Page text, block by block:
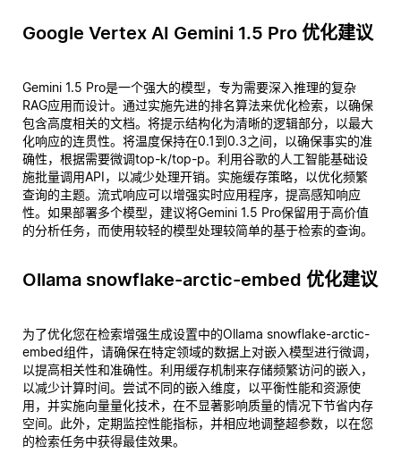
Google Vertex AI Gemini 1.5 Pro 优化建议
Gemini 1.5 Pro是一个强大的模型，专为需要深入推理的复杂
RAG应用而设计。通过实施先进的排名算法来优化检索，以确保
包含高度相关的文档。将提示结构化为清晰的逻辑部分，以最大
化响应的连贯性。将温度保持在0.1到0.3之间，以确保事实的准
确性，根据需要微调top-k/top-p。利用谷歌的人工智能基础设
施批量调用API，以减少处理开销。实施缓存策略，以优化频繁
查询的主题。流式响应可以增强实时应用程序，提高感知响应
性。如果部署多个模型，建议将Gemini 1.5 Pro保留用于高价值
的分析任务，而使用较轻的模型处理较简单的基于检索的查询。
Ollama snowflake-arctic-embed 优化建议
为了优化您在检索增强生成设置中的Ollama snowflake-arctic-
embed组件，请确保在特定领域的数据上对嵌入模型进行微调，
以提高相关性和准确性。利用缓存机制来存储频繁访问的嵌入，
以减少计算时间。尝试不同的嵌入维度，以平衡性能和资源使
用，并实施向量量化技术，在不显著影响质量的情况下节省内存
空间。此外，定期监控性能指标，并相应地调整超参数，以在您
的检索任务中获得最佳效果。